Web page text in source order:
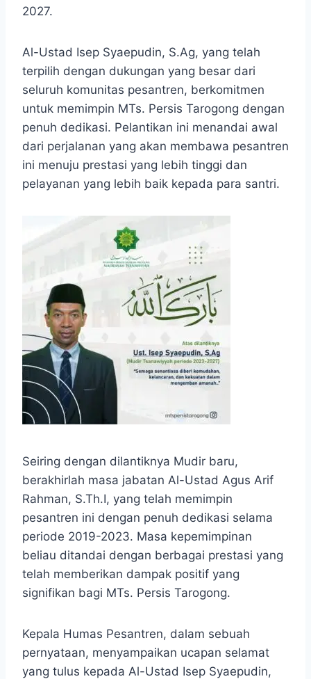
2027.
Al-Ustad Isep Syaepudin, S.Ag, yang telah
terpilih dengan dukungan yang besar dari
seluruh komunitas pesantren, berkomitmen
untuk memimpin MTs. Persis Tarogong dengan
penuh dedikasi. Pelantikan ini menandai awal
dari perjalanan yang akan membawa pesantren
ini menuju prestasi yang lebih tinggi dan
pelayanan yang lebih baik kepada para santri.
Seiring dengan dilantiknya Mudir baru,
berakhirlah masa jabatan Al-Ustad Agus Arif
Rahman, S.Th.I, yang telah memimpin
pesantren ini dengan penuh dedikasi selama
periode 2019-2023. Masa kepemimpinan
beliau ditandai dengan berbagai prestasi yang
telah memberikan dampak positif yang
signifikan bagi MTs. Persis Tarogong.
Kepala Humas Pesantren, dalam sebuah
pernyataan, menyampaikan ucapan selamat
yang tulus kepada Al-Ustad Isep Syaepudin,